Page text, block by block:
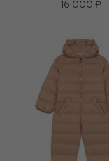
16 000 ₽